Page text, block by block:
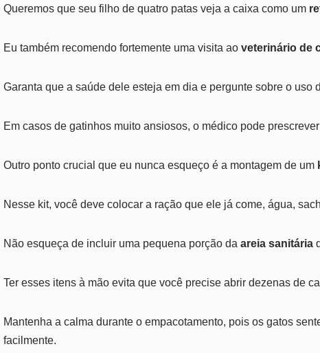
Queremos que seu filho de quatro patas veja a caixa como um
Eu também recomendo fortemente uma visita ao veterinário de
Garanta que a saúde dele esteja em dia e pergunte sobre o uso
Em casos de gatinhos muito ansiosos, o médico pode
Outro ponto crucial que eu nunca esqueço é a montagem de um
Nesse kit, você deve colocar a ração que ele já come, água,
Não esqueça de incluir uma pequena porção da areia sanitária
Ter esses itens à mão evita que você precise abrir dezenas de
Mantenha a calma durante o empacotamento, pois os gatos
facilmente.